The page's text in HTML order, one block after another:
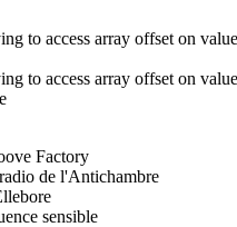
to access array offset on
to access array offset on
Factory
de l'Antichambre
sensible